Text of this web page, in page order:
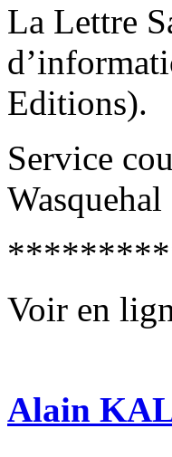
La Lettre
Editions).
Service
Voir en
Alain